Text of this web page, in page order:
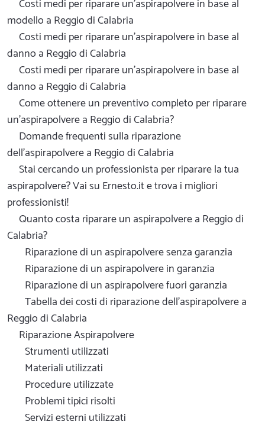
Costi medi per riparare un'aspirapolvere in base al
modello a Reggio di Calabria
Costi medi per riparare un'aspirapolvere in base al
danno a Reggio di Calabria
Costi medi per riparare un'aspirapolvere in base al
danno a Reggio di Calabria
Come ottenere un preventivo completo per riparare
un'aspirapolvere a Reggio di Calabria?
Domande frequenti sulla riparazione
dell'aspirapolvere a Reggio di Calabria
Stai cercando un professionista per riparare la tua
aspirapolvere? Vai su Ernesto.it e trova i migliori
professionisti!
Quanto costa riparare un aspirapolvere a Reggio di
Calabria?
Riparazione di un aspirapolvere senza garanzia
Riparazione di un aspirapolvere in garanzia
Riparazione di un aspirapolvere fuori garanzia
Tabella dei costi di riparazione dell'aspirapolvere a
Reggio di Calabria
Riparazione Aspirapolvere
Strumenti utilizzati
Materiali utilizzati
Procedure utilizzate
Problemi tipici risolti
Servizi esterni utilizzati